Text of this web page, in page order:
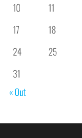
10
11
17
18
24
25
31
« Out